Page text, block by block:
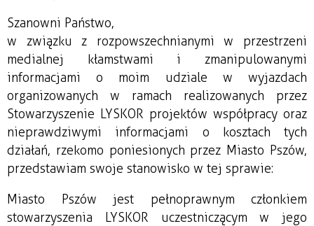
Szanowni Państwo,
w związku z rozpowszechnianymi w przestrzeni
medialnej kłamstwami i zmanipulowanymi
informacjami o moim udziale w wyjazdach
organizowanych w ramach realizowanych przez
Stowarzyszenie LYSKOR projektów współpracy oraz
nieprawdziwymi informacjami o kosztach tych
działań, rzekomo poniesionych przez Miasto Pszów,
przedstawiam swoje stanowisko w tej sprawie:
Miasto Pszów jest pełnoprawnym członkiem
stowarzyszenia LYSKOR uczestniczącym w jego